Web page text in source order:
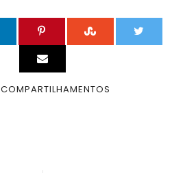
COMPARTILHAMENTOS